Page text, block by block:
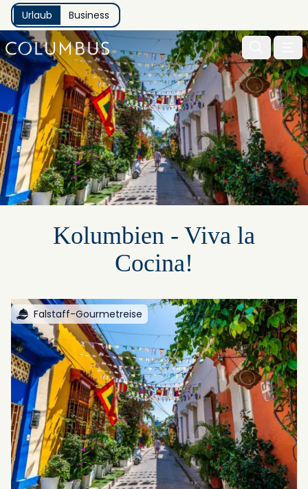
Urlaub Business
Kolumbien - Viva la
Cocina!
Falstaff-Gourmetreise